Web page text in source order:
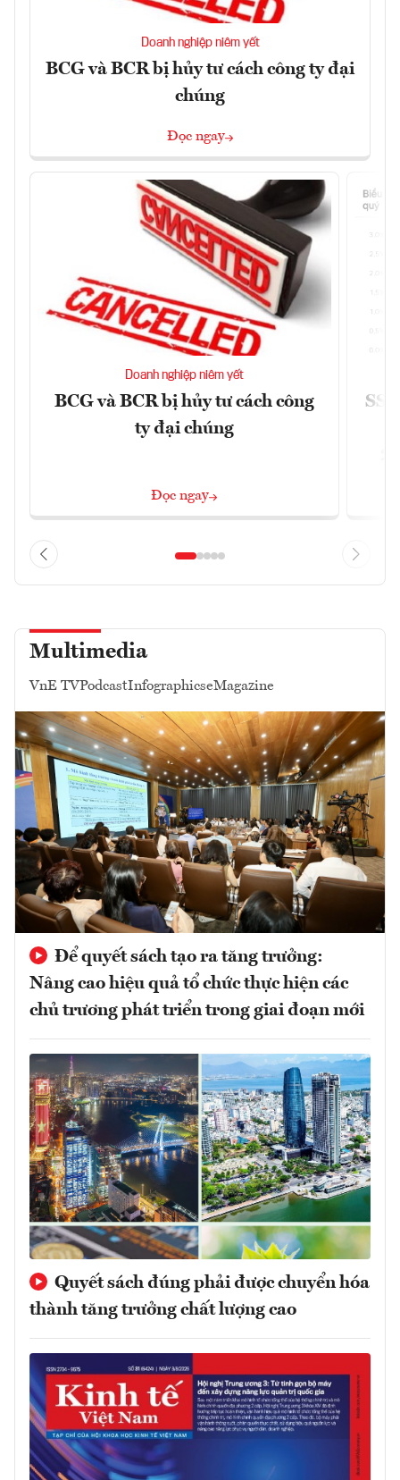
Doanh nghiệp niêm yết
BCG và BCR bị hủy tư cách công ty đại
chúng
Đọc ngay
Doanh nghiệp niêm yết
BCG và BCR bị hủy tư cách công
ty đại chúng
Đọc ngay
SSI
Multimedia
VnE TVPodcastInfographicseMagazine
Để quyết sách tạo ra tăng trưởng:
Nâng cao hiệu quả tổ chức thực hiện các
chủ trương phát triển trong giai đoạn mới
Quyết sách đúng phải được chuyển hóa
thành tăng trưởng chất lượng cao